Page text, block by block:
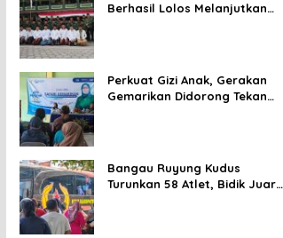
Berhasil Lolos Melanjutkan
Perkuat Gizi Anak, Gerakan
Gemarikan Didorong Tekan
Bangau Ruyung Kudus
Turunkan 58 Atlet, Bidik Juara